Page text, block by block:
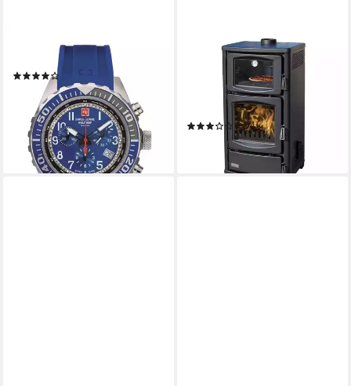
SWISS ALPINE MILITARY
Quarzuhr Chrono
179,00 € UVP499,00 €
-64%
lieferbar - in 3-4 Werktagen bei dir
TEBA THERM
Kaminofen Kaminofen mit
Backfach Teba TS 16
Mehrfachbelegung Holzofen
Produktdatenblatt
(1)
1.249,00 €
lieferbar in 2 Wochen